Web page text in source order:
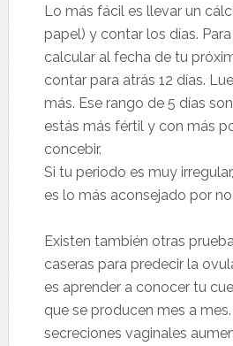
Lo más fácil es llevar un
papel) y contar los días.
calcular al fecha de tu
contar para atrás 12 días.
más. Ese rango de 5 días
estás más fértil y con más
concebir.
Si tu periodo es muy
es lo más aconsejado por
Existen también otras
caseras para predecir la
es aprender a conocer tu
que se producen mes a
secreciones vaginales